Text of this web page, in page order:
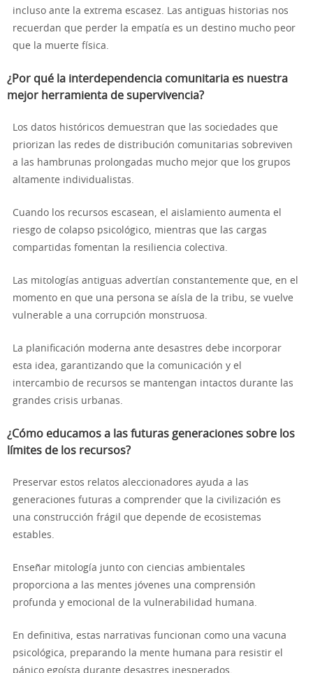
incluso ante la extrema escasez. Las antiguas historias nos
recuerdan que perder la empatía es un destino mucho peor
que la muerte física.
¿Por qué la interdependencia comunitaria es nuestra
mejor herramienta de supervivencia?
Los datos históricos demuestran que las sociedades que
priorizan las redes de distribución comunitarias sobreviven
a las hambrunas prolongadas mucho mejor que los grupos
altamente individualistas.
Cuando los recursos escasean, el aislamiento aumenta el
riesgo de colapso psicológico, mientras que las cargas
compartidas fomentan la resiliencia colectiva.
Las mitologías antiguas advertían constantemente que, en el
momento en que una persona se aísla de la tribu, se vuelve
vulnerable a una corrupción monstruosa.
La planificación moderna ante desastres debe incorporar
esta idea, garantizando que la comunicación y el
intercambio de recursos se mantengan intactos durante las
grandes crisis urbanas.
¿Cómo educamos a las futuras generaciones sobre los
límites de los recursos?
Preservar estos relatos aleccionadores ayuda a las
generaciones futuras a comprender que la civilización es
una construcción frágil que depende de ecosistemas
estables.
Enseñar mitología junto con ciencias ambientales
proporciona a las mentes jóvenes una comprensión
profunda y emocional de la vulnerabilidad humana.
En definitiva, estas narrativas funcionan como una vacuna
psicológica, preparando la mente humana para resistir el